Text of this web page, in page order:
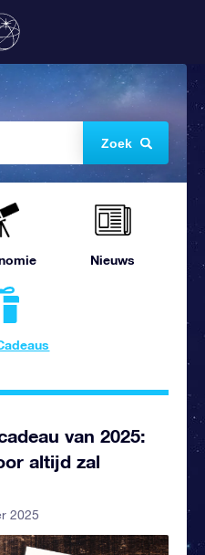
Zoek
Nieuws
van 2025:
altijd zal
2025